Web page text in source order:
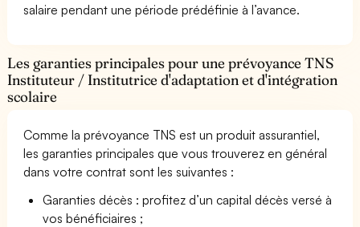
salaire pendant une période prédéfinie à l’avance.
Les garanties principales pour une prévoyance TNS
Instituteur / Institutrice d'adaptation et d'intégration
scolaire
Comme la prévoyance TNS est un produit assurantiel,
les garanties principales que vous trouverez en général
dans votre contrat sont les suivantes :
Garanties décès : profitez d’un capital décès versé à
vos bénéficiaires ;